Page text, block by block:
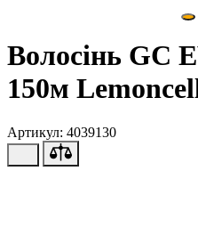
Волосінь GC
150м
Артикул: 4039130